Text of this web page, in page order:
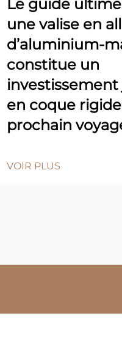
Le guide
une valise en
d’aluminium-
constitue un
en coque
prochain
VOIR PLUS